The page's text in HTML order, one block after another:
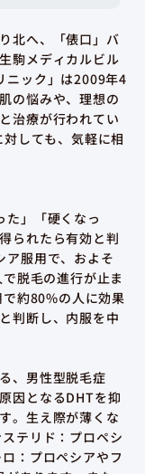
北へ、「俵口」バ
駒メディカルビル
ニック」は2009年4
の悩みや、理想の
治療が行われてい
しても、気軽に相
た」「硬くなっ
られたら有効と判
ア服用で、およそ
脱毛の進行が止ま
約80%の人に効果
判断し、内服を中
、男性型脱毛症
因となるDHTを抑
。生え際が薄くな
テリド：プロペシ
：プロペシアやフ